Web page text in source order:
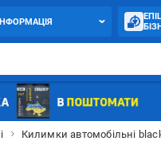
Килимки автомобільні